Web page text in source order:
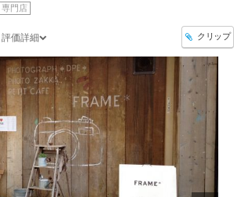
専門店
評価詳細 クリップ